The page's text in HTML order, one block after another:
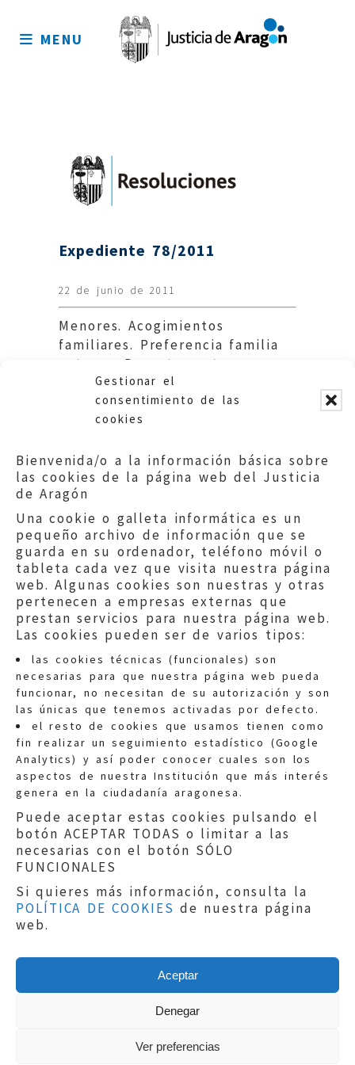
Gestionar el
consentimiento de las
cookies
Bienvenida/o a la información básica sobre
las cookies de la página web del Justicia
de Aragón
Una cookie o galleta informática es un
pequeño archivo de información que se
guarda en su ordenador, teléfono móvil o
tableta cada vez que visita nuestra página
web. Algunas cookies son nuestras y otras
pertenecen a empresas externas que
prestan servicios para nuestra página web.
Las cookies pueden ser de varios tipos:
las cookies técnicas (funcionales) son
necesarias para que nuestra página web pueda
funcionar, no necesitan de su autorización y son
las únicas que tenemos activadas por defecto.
el resto de cookies que usamos tienen como
fin realizar un seguimiento estadístico (Google
Analytics) y así poder conocer cuales son los
aspectos de nuestra Institución que más interés
genera en la ciudadanía aragonesa.
Puede aceptar estas cookies pulsando el
botón ACEPTAR TODAS o limitar a las
necesarias con el botón SÓLO
FUNCIONALES
Si quieres más información, consulta la
POLÍTICA DE COOKIES de nuestra página
web.
Aceptar
Denegar
Ver preferencias
sitio
MENU
Expediente 78/2011
22 de junio de 2011
Menores. Acogimientos
familiares. Preferencia familia
extensa. Departamento
Servicios Sociales y Familia.
Quejas:quejas@eljusticiadearagon.es
Información general:
informacion@eljusticiadearagon.es
Teléfonos:900 210 210/
Aviso legal|Política de privacidad|
Protección de Datos
Política de cookies
Copyright © 2019El Justicia de Aragón|
Sephor Consulting